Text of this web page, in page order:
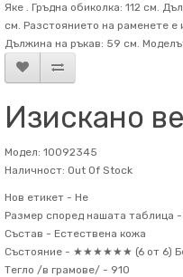
Яке . Гръдна обиколка: 112 см.
см. Разстоянието на раменете
Дължина на ръкав: 59 см.
Изискано
Модел: 10092345
Наличност: Out Of Stock
Нов етикет - Не
Размер според нашата таблица -
Състав - Естествена кожа
Състояние - ★★★★★★ (6 от 6)
Тегло /в грамове/ - 910